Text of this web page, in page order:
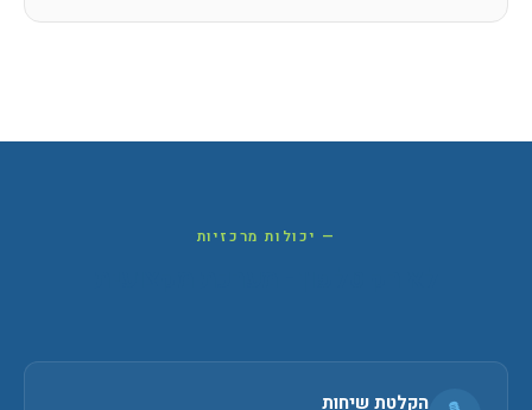
— יכולות מרכזיות
הקלטת שיחות